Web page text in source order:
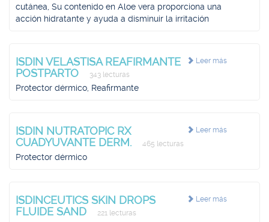
cutánea, Su contenido en Aloe vera proporciona una
acción hidratante y ayuda a disminuir la irritación
Leer más
ISDIN VELASTISA REAFIRMANTE
POSTPARTO
343 lecturas
Protector dérmico, Reafirmante
Leer más
ISDIN NUTRATOPIC RX
CUADYUVANTE DERM.
465 lecturas
Protector dérmico
Leer más
ISDINCEUTICS SKIN DROPS
FLUIDE SAND
221 lecturas